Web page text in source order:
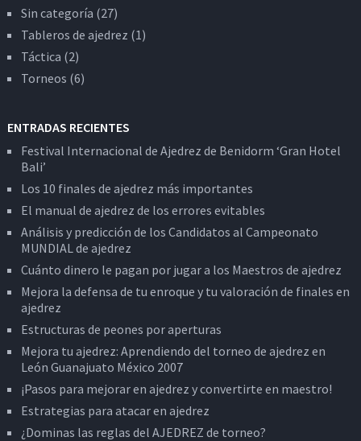
Sin categoría (27)
Tableros de ajedrez (1)
Táctica (2)
Torneos (6)
ENTRADAS RECIENTES
Festival Internacional de Ajedrez de Benidorm ‘Gran Hotel
Bali’
Los 10 finales de ajedrez más importantes
El manual de ajedrez de los errores evitables
Análisis y predicción de los Candidatos al Campeonato
MUNDIAL de ajedrez
Cuánto dinero le pagan por jugar a los Maestros de ajedrez
Mejora la defensa de tu enroque y tu valoración de finales en
ajedrez
Estructuras de peones por aperturas
Mejora tu ajedrez: Aprendiendo del torneo de ajedrez en
León Guanajuato México 2007
¡Pasos para mejorar en ajedrez y convertirte en maestro!
Estrategias para atacar en ajedrez
¿Dominas las reglas del AJEDREZ de torneo?